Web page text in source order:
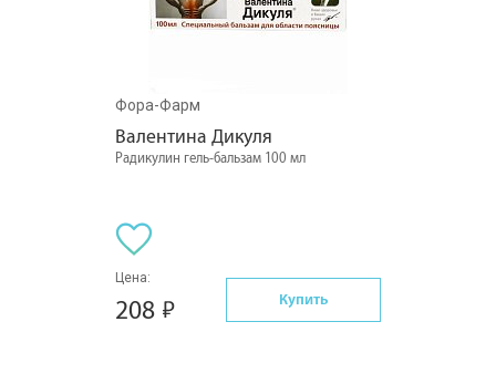
Фора-Фарм
Валентина Дикуля
Радикулин гель-бальзам 100 мл
Цена:
208 Купить